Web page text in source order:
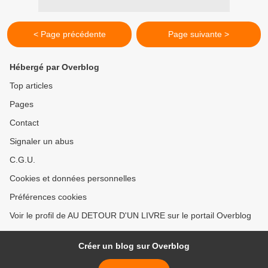
< Page précédente Page suivante >
Hébergé par Overblog
Top articles
Pages
Contact
Signaler un abus
C.G.U.
Cookies et données personnelles
Préférences cookies
Voir le profil de AU DETOUR D'UN LIVRE sur le portail Overblog
Créer un blog sur Overblog